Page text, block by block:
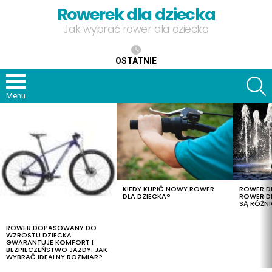
Rowerek dla dziecka
Jak wybrać rower dla dziecka
OSTATNIE
Menu
ROWER DOPASOWANY DO
WZROSTU DZIECKA
GWARANTUJE KOMFORT I
BEZPIECZEŃSTWO JAZDY. JAK
WYBRAĆ IDEALNY ROZMIAR?
KIEDY KUPIĆ NOWY ROWER
DLA DZIECKA?
ROWER
ROWER
SĄ